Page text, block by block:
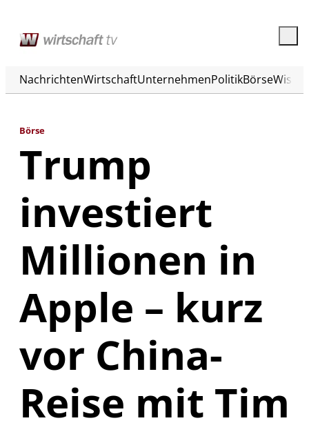
NachrichtenWirtschaftUnternehmenPolitikBörse
Börse
Trump
investiert
Millionen in
Apple – kurz
vor China-
Reise mit Tim